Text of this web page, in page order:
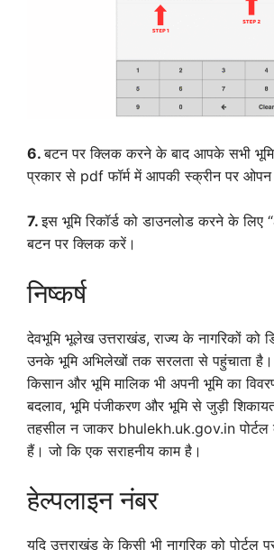
6.बटन पर क्लिक करने के बाद आपके सभी भूमि
प्रकार से pdf फॉर्म में आपकी स्क्रीन पर ओपन
7.इस भूमि रिकॉर्ड को डाउनलोड करने के लिए “
बटन पर क्लिक करें।
निष्कर्ष
देवभूमि भूलेख उत्तराखंड, राज्य के नागरिकों को
उनके भूमि अभिलेखों तक सरलता से पहुंचाता
किसान और भूमि मालिक भी अपनी भूमि का
बदलाव, भूमि पंजीकरण और भूमि से जुड़ी
तहसील न जाकर bhulekh.uk.gov.in पोर्टल
हैं। जो कि एक सराहनीय काम है।
हेल्पलाइन नंबर
यदि उत्तराखंड के किसी भी नागरिक को पोर्टल